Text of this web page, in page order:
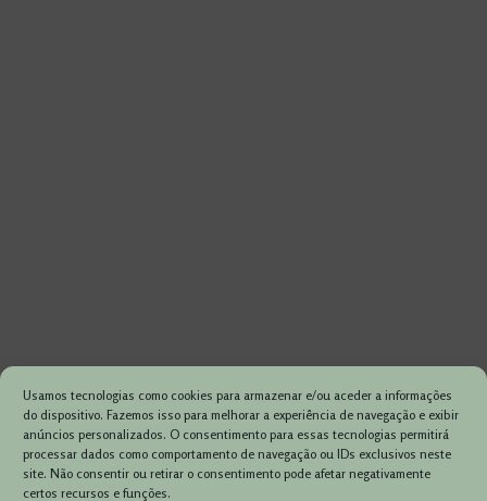
Usamos tecnologias como cookies para armazenar e/ou aceder a informações
do dispositivo. Fazemos isso para melhorar a experiência de navegação e exibir
anúncios personalizados. O consentimento para essas tecnologias permitirá
processar dados como comportamento de navegação ou IDs exclusivos neste
site. Não consentir ou retirar o consentimento pode afetar negativamente
certos recursos e funções.